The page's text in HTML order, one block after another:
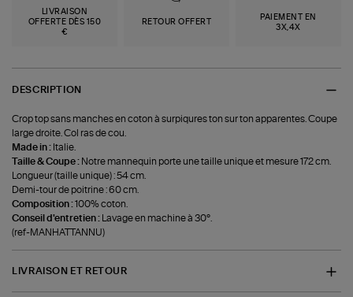
LIVRAISON
OFFERTE DÈS 150
€
RETOUR OFFERT
PAIEMENT EN
3X,4X
DESCRIPTION
Crop top sans manches en coton à surpiqures ton sur ton apparentes. Coupe
large droite. Col ras de cou.
Made in : Italie.
Taille & Coupe : Notre mannequin porte une taille unique et mesure 172 cm.
Longueur (taille unique) : 54 cm.
Demi-tour de poitrine : 60 cm.
Composition :100% coton.
Conseil d'entretien :
Lavage en machine à 30°.
(ref-MANHATTANNU)
LIVRAISON ET RETOUR